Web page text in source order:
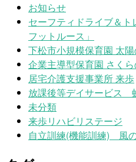
お知らせ
セーフティドライブ＆
フットルース」
下松市小規模保育園 太
企業主導型保育園 さく
居宅介護支援事業所 来歩
放課後等デイサービス
未分類
来歩リハビリステージ
自立訓練(機能訓練) 風